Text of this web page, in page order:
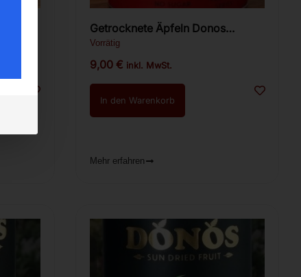
Getrocknete Äpfeln Donos
Vorrätig
9,00 € inkl. MwSt.
In den Warenkorb
Mehr erfahren